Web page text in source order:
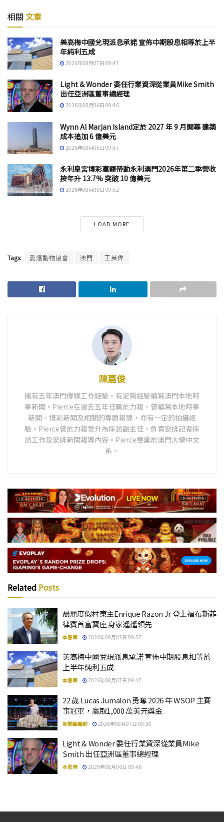
相關 文章
美高梅中國兌現派息承諾 宣佈中期股息相等於上半
年純利五成
2026年08月07日 09:47
Light & Wonder 委任行業資深從業員Mike Smith
出任亞洲區董事總經理
2026年08月06日 09:46
Wynn Al Marjan Island定於 2027 年 9 月開幕 建築
成本追加 6 億美元
2026年08月05日 09:57
永利皇宮博彩贏額帶動永利澳門2026年第二季營收
按年升 13.7% 突破 10 億美元
2026年08月05日 09:52
LOAD MORE
Tags: 愛護動物協會 澳門 王英偉
陳嘉俊
擁有五年澳門傳媒工作經驗，有足夠經驗編寫澳門本地時
事新聞。Pierce在過去五年任職於力報，曾編寫本地時事
新聞、博彩新聞及相關的專題報導，亦有一定的拍攝經
驗。Pierce曾於力報晉升為採訪副主任，負責安排記者採
訪工作及安排新聞報導內容。Pierce畢業於澳門大學中文
系。
Related Posts
晨麗度假村東主Enrique Razon Jr 登上福布斯菲
律賓首富寶座 身家遙遙領先
本思齊 2026年08月07日 09:57
美高梅中國兌現派息承諾 宣佈中期股息相等於
上半年純利五成
本思齊 2026年08月07日 09:47
22 歲 Lucas Jumalon 勇奪 2026 年 WSOP 主賽
事冠軍，贏取1,000 萬美元獎金
新聞編輯部 2026年08月07日 09:30
Light & Wonder 委任行業資深從業員Mike
Smith 出任亞洲區董事總經理
本思齊 2026年08月06日 09:46